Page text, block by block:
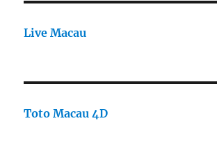
Live Macau
Toto Macau 4D